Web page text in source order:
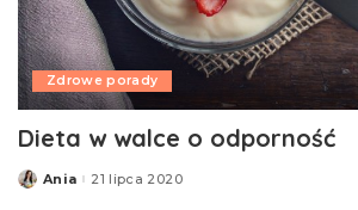
Zdrowe porady
Dieta w walce o odporność
Posted
Ania 21 lipca 2020